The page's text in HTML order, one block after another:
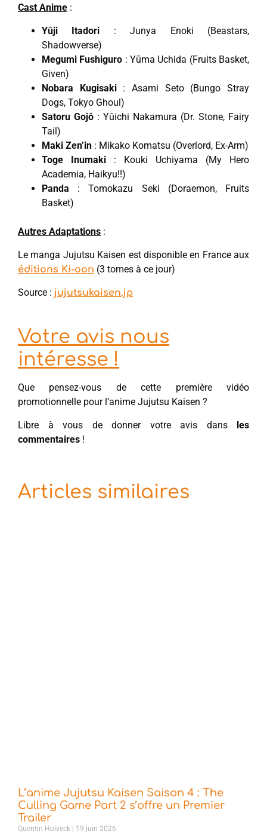
Cast Anime :
Yûji Itadori : Junya Enoki (Beastars,
Shadowverse)
Megumi Fushiguro : Yūma Uchida (Fruits Basket,
Given)
Nobara Kugisaki: Asami Seto (Bungo Stray
Dogs, Tokyo Ghoul)
Satoru Gojô : Yûichi Nakamura (Dr. Stone, Fairy
Tail)
Maki Zen’in : Mikako Komatsu (Overlord, Ex-Arm)
Toge Inumaki : Kouki Uchiyama (My Hero
Academia, Haikyu!!)
Panda : Tomokazu Seki (Doraemon, Fruits
Basket)
Autres Adaptations :
Le manga Jujutsu Kaisen est disponible en France aux
éditions Ki-oon (3 tomes à ce jour)
Source : jujutsukaisen.jp
Votre avis nous
intéresse !
Que pensez-vous de cette première vidéo
promotionnelle pour l’anime Jujutsu Kaisen ?
Libre à vous de donner votre avis dans les
commentaires !
Articles similaires
L’anime Jujutsu Kaisen Saison 4 : The
Culling Game Part 2 s’offre un Premier
Trailer
Quentin Holveck 19 juin 2026